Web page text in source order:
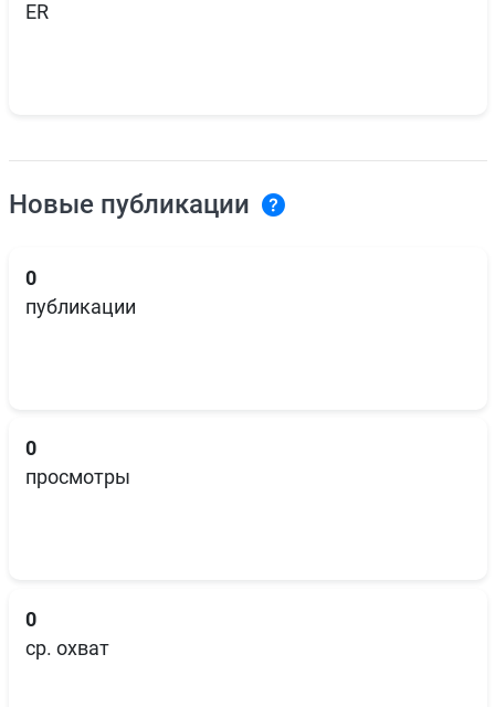
ER
Новые публикации
0
публикации
0
просмотры
0
ср. охват